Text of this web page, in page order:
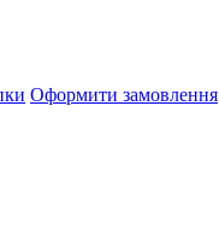
Оформити замовлення